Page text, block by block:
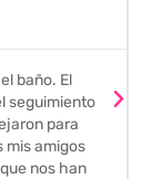
baño. El
seguimiento
para
mis amigos
nos han